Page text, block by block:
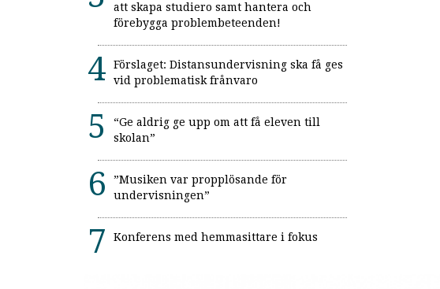
att skapa studiero samt hantera och
förebygga problembeteenden!
Förslaget: Distansundervisning ska få ges
vid problematisk frånvaro
“Ge aldrig ge upp om att få eleven till
skolan”
”Musiken var propplösande för
undervisningen”
Konferens med hemmasittare i fokus